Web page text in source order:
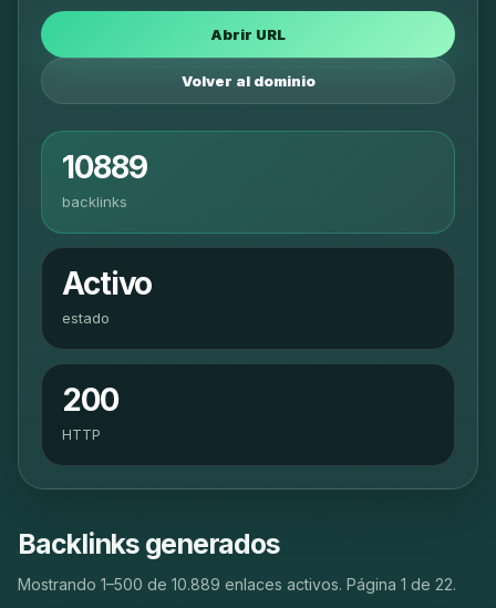
Abrir URL
Volver al dominio
10889
backlinks
Activo
estado
200
HTTP
Backlinks generados
Mostrando 1–500 de 10.889 enlaces activos. Página 1 de 22.